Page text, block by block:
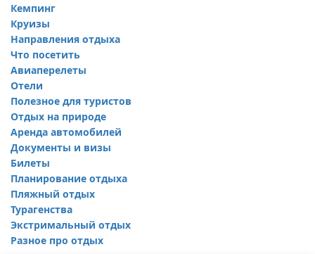
Кемпинг
Круизы
Направления отдыха
Что посетить
Авиаперелеты
Отели
Полезное для туристов
Отдых на природе
Аренда автомобилей
Документы и визы
Билеты
Планирование отдыха
Пляжный отдых
Турагенства
Экстримальный отдых
Разное про отдых